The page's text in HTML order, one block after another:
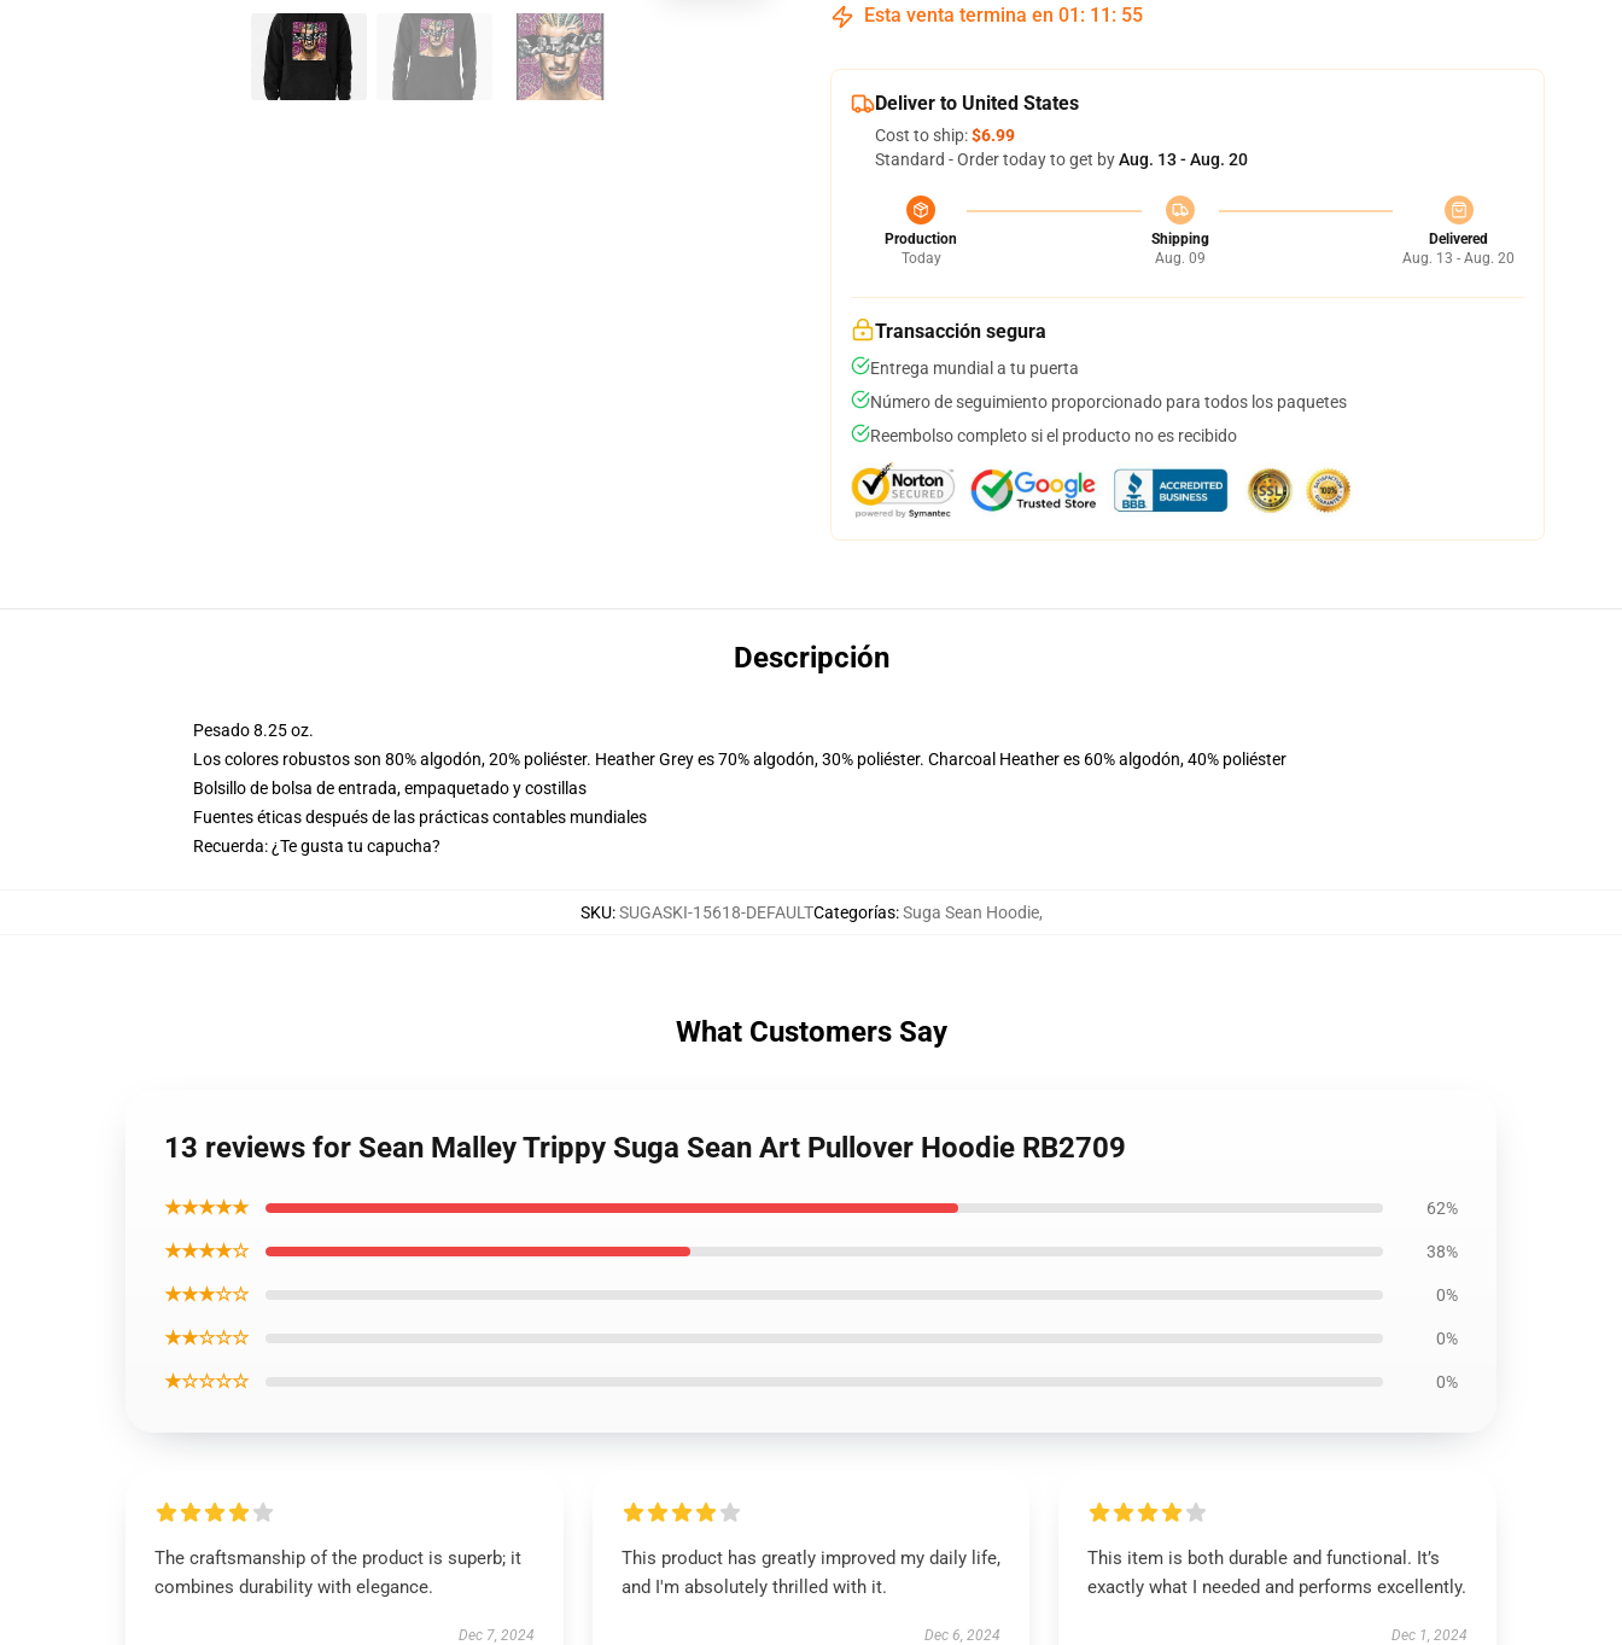
Esta venta termina en 01 : 11 : 54
Deliver to United States
Cost to ship:$6.99
Standard - Order today to get byAug. 13 - Aug. 20
Production
Today
Shipping
Aug. 09
Delivered
Aug. 13 - Aug. 20
Transacción segura
Entrega mundial a tu puerta
Número de seguimiento proporcionado para todos los paquetes
Reembolso completo si el producto no es recibido
Descripción
Pesado 8.25 oz.
Los colores robustos son 80% algodón, 20% poliéster. Heather Grey es 70% algodón, 30% poliéster. Charcoal Heather es 60% algodón, 40% poliéster
Bolsillo de bolsa de entrada, empaquetado y costillas
Fuentes éticas después de las prácticas contables mundiales
Recuerda: ¿Te gusta tu capucha?
SKU:SUGASKI-15618-DEFAULTCategorías:Suga Sean Hoodie,
What Customers Say
13 reviews for Sean Malley Trippy Suga Sean Art Pullover Hoodie RB2709
★★★★★ 62%
★★★★☆ 38%
★★★☆☆ 0%
★★☆☆☆ 0%
★☆☆☆☆ 0%
The craftsmanship of the product is superb; it
combines durability with elegance.
Dec 7, 2024
This product has greatly improved my daily life,
and I'm absolutely thrilled with it.
Dec 6, 2024
This item is both durable and functional. It’s
exactly what I needed and performs excellently.
Dec 1, 2024